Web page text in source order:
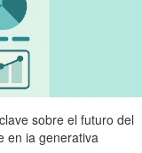
sobre el futuro del
en ia generativa